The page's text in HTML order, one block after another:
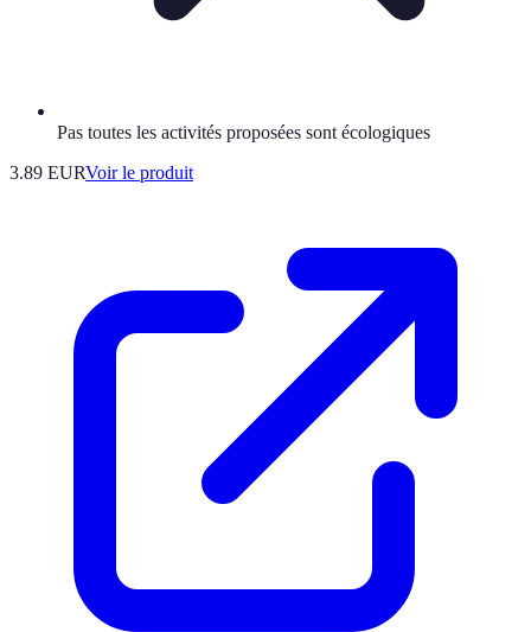
Pas toutes les activités proposées sont écologiques
3.89 EURVoir le produit